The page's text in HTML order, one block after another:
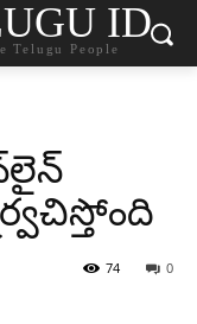
ID
Telugu People
0
74